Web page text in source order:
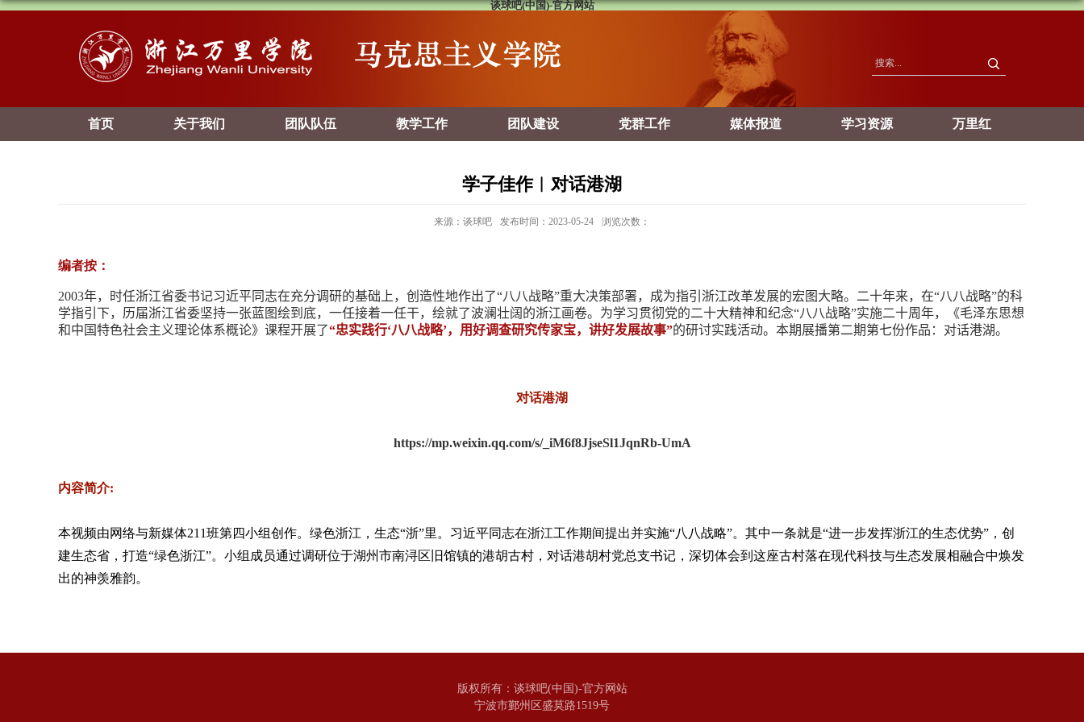
谈球吧(中国)-官方网站
首页 关于我们 团队队伍 教学工作 团队建设 党群工作 媒体报道 学习资源 万里红
学子佳作︱对话港湖
来源：谈球吧 发布时间：2023-05-24 浏览次数：
编者按：
2003年，时任浙江省委书记习近平同志在充分调研的基础上，创造性地作出了“八八战略”重大决策部署，成为指引浙江改革发展的宏图大略。二十年来，在“八八战略”的科
学指引下，历届浙江省委坚持一张蓝图绘到底，一任接着一任干，绘就了波澜壮阔的浙江画卷。为学习贯彻党的二十大精神和纪念“八八战略”实施二十周年，《毛泽东思想
和中国特色社会主义理论体系概论》课程开展了“忠实践行‘八八战略’，用好调查研究传家宝，讲好发展故事”的研讨实践活动。 本期展播第二期第七份作品：对话港湖。
对话港湖
https://mp.weixin.qq.com/s/_iM6f8JjseSl1JqnRb-UmA
内容简介:
本视频由网络与新媒体211班第四小组创作。绿色浙江，生态“浙”里。习近平同志在浙江工作期间提出并实施“八八战略”。其中一条就是“进一步发挥浙江的生态优势”，创
建生态省，打造“绿色浙江”。小组成员通过调研位于湖州市南浔区旧馆镇的港胡古村，对话港胡村党总支书记，深切体会到这座古村落在现代科技与生态发展相融合中焕发
出的神羡雅韵。
版权所有：谈球吧(中国)-官方网站
宁波市鄞州区盛莫路1519号